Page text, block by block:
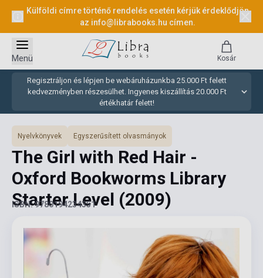
Külföldi címre történő rendelés esetén kérjük érdeklődjön
az info@librabooks.hu címen.
Regisztráljon és lépjen be webáruházunkba 25.000 Ft felett
kedvezményben részesülhet. Ingyenes kiszállítás 20.000 Ft
értékhatár felett!
Menü Kosár
Nyelvkönyvek Egyszerűsített olvasmányok
The Girl with Red Hair -
Oxford Bookworms Library
Starter Level (2009)
ISBN: 9780194234351